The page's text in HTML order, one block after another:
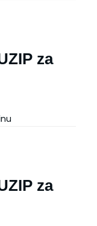
za
za